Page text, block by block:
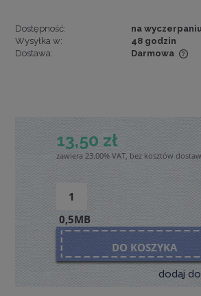
Dostępność:
na
Wysyłka w:
48 godzin
Dostawa:
Darmowa
Cena nie zawiera ewentualnych
13,50 zł
zawiera 23.00% VAT, bez kosztów
0,5MB
DO KOSZYKA
dodaj